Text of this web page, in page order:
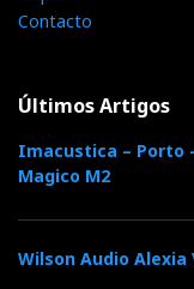
som que não soa a
Contacto
Últimos Artigos
Imacustica – Porto
Magico M2
Wilson Audio